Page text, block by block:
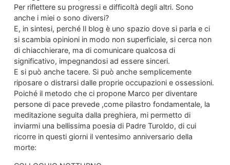
Per riflettere su progressi e difficoltà degli altri. Sono
anche i miei o sono diversi?
E, in sintesi, perché Il blog è uno spazio dove si parla e ci
si scambia opinioni in modo non superficiale, si cerca non
di chiacchierare, ma di comunicare qualcosa di
significativo, impegnandosi ad essere sinceri.
E si può anche tacere. Si può anche semplicemente
riposare o distrarsi dalle proprie occupazioni e ossessioni.
Poiché il metodo che ci propone Marco per diventare
persone di pace prevede ,come pilastro fondamentale, la
meditazione seguita dalla preghiera, mi permetto di
inviarmi una bellissima poesia di Padre Turoldo, di cui
ricorre in questi giorni il ventesimo anniversario della
morte: